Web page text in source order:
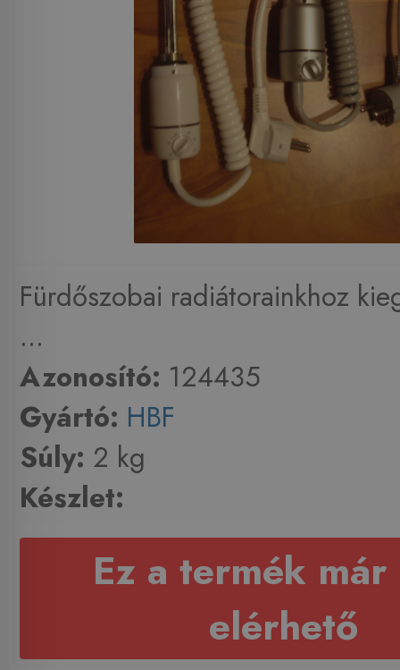
Fürdőszobai radiátorainkhoz
...
Azonosító: 124435
Gyártó: HBF
Súly: 2 kg
Készlet:
Ez a termék már
elérhető